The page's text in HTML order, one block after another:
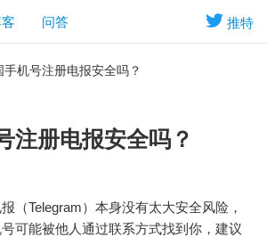
推特
问答
手机号注册电报安全吗？
注册电报安全吗？
（Telegram）本身没有太大安全风险，
可能被他人通过联系方式找到你，建议